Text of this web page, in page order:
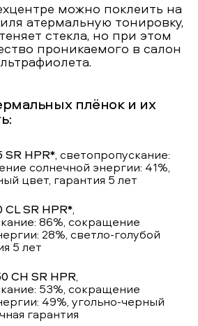
можно поклеить на
атермальную тонировку,
стекла, но при этом
проникаемого в салон
плёнок и их
SR HPR* , светопропускание:
солнечной энергии: 41%,
цвет, гарантия 5 лет
SR HPR*
86%, сокращение
28%, светло-голубой
5 лет
CH SR HPR
53%, сокращение
49%, угольно-черный
гарантия